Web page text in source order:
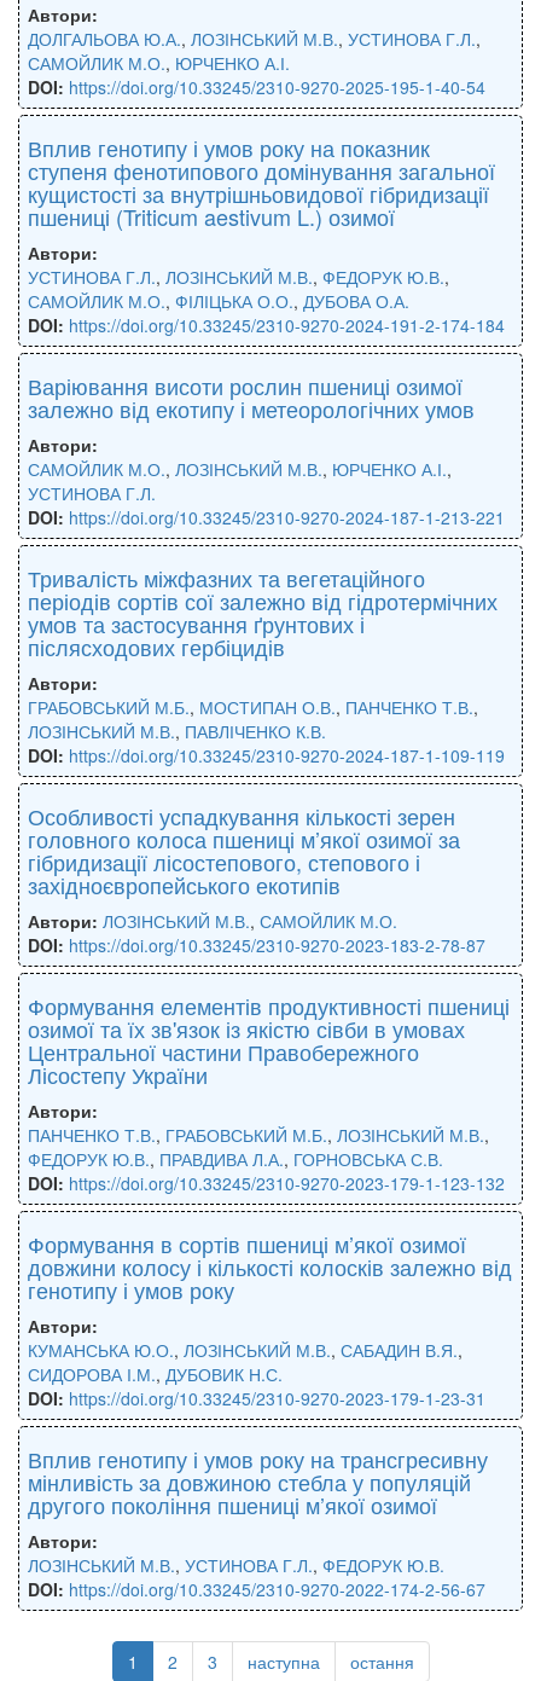
Автори:
ДОЛГАЛЬОВА Ю.А., ЛОЗІНСЬКИЙ М.В., УСТИНОВА Г.Л.,
САМОЙЛИК М.О., ЮРЧЕНКО А.І.
DOI: https://doi.org/10.33245/2310-9270-2025-195-1-40-54
Вплив генотипу і умов року на показник
ступеня фенотипового домінування загальної
кущистості за внутрішньовидової гібридизації
пшениці (Triticum aestivum L.) озимої
Автори:
УСТИНОВА Г.Л., ЛОЗІНСЬКИЙ М.В., ФЕДОРУК Ю.В.,
САМОЙЛИК М.О., ФІЛІЦЬКА О.О., ДУБОВА О.А.
DOI: https://doi.org/10.33245/2310-9270-2024-191-2-174-184
Варіювання висоти рослин пшениці озимої
залежно від екотипу і метеорологічних умов
Автори:
САМОЙЛИК М.О., ЛОЗІНСЬКИЙ М.В., ЮРЧЕНКО А.І.,
УСТИНОВА Г.Л.
DOI: https://doi.org/10.33245/2310-9270-2024-187-1-213-221
Тривалість міжфазних та вегетаційного
періодів сортів сої залежно від гідротермічних
умов та застосування ґрунтових і
післясходових гербіцидів
Автори:
ГРАБОВСЬКИЙ М.Б., МОСТИПАН О.В., ПАНЧЕНКО Т.В.,
ЛОЗІНСЬКИЙ М.В., ПАВЛІЧЕНКО К.В.
DOI: https://doi.org/10.33245/2310-9270-2024-187-1-109-119
Особливості успадкування кількості зерен
головного колоса пшениці м’якої озимої за
гібридизації лісостепового, степового і
західноєвропейського екотипів
Автори: ЛОЗІНСЬКИЙ М.В., САМОЙЛИК М.О.
DOI: https://doi.org/10.33245/2310-9270-2023-183-2-78-87
Формування елементів продуктивності пшениці
озимої та їх зв'язок із якістю сівби в умовах
Центральної частини Правобережного
Лісостепу України
Автори:
ПАНЧЕНКО Т.В., ГРАБОВСЬКИЙ М.Б., ЛОЗІНСЬКИЙ М.В.,
ФЕДОРУК Ю.В., ПРАВДИВА Л.А., ГОРНОВСЬКА С.В.
DOI: https://doi.org/10.33245/2310-9270-2023-179-1-123-132
Формування в сортів пшениці м’якої озимої
довжини колосу і кількості колосків залежно від
генотипу і умов року
Автори:
КУМАНСЬКА Ю.О., ЛОЗІНСЬКИЙ М.В., САБАДИН В.Я.,
СИДОРОВА І.М., ДУБОВИК Н.С.
DOI: https://doi.org/10.33245/2310-9270-2023-179-1-23-31
Вплив генотипу і умов року на трансгресивну
мінливість за довжиною стебла у популяцій
другого покоління пшениці м’якої озимої
Автори:
ЛОЗІНСЬКИЙ М.В., УСТИНОВА Г.Л., ФЕДОРУК Ю.В.
DOI: https://doi.org/10.33245/2310-9270-2022-174-2-56-67
1 2 3 наступна остання